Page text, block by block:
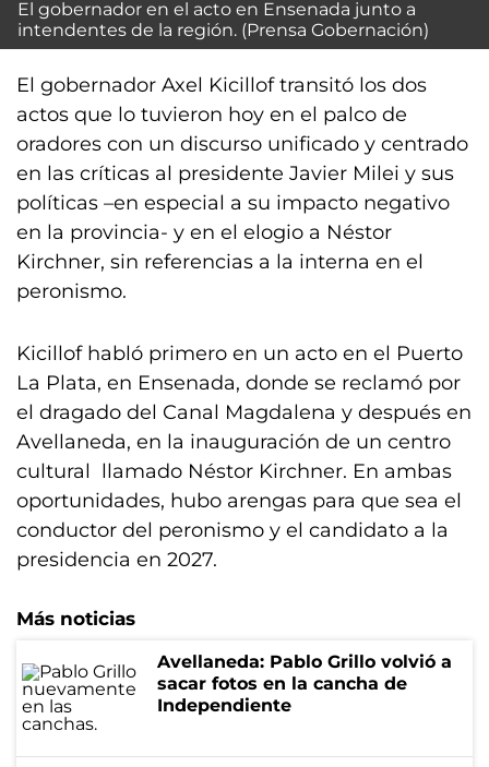
El gobernador en el acto en Ensenada junto a
intendentes de la región. (Prensa Gobernación)
El gobernador Axel Kicillof transitó los dos
actos que lo tuvieron hoy en el palco de
oradores con un discurso unificado y centrado
en las críticas al presidente Javier Milei y sus
políticas –en especial a su impacto negativo
en la provincia- y en el elogio a Néstor
Kirchner, sin referencias a la interna en el
peronismo.
Kicillof habló primero en un acto en el Puerto
La Plata, en Ensenada, donde se reclamó por
el dragado del Canal Magdalena y después en
Avellaneda, en la inauguración de un centro
cultural llamado Néstor Kirchner. En ambas
oportunidades, hubo arengas para que sea el
conductor del peronismo y el candidato a la
presidencia en 2027.
Más noticias
Avellaneda: Pablo Grillo volvió a
sacar fotos en la cancha de
Independiente